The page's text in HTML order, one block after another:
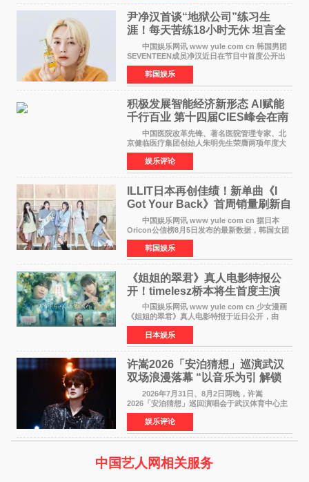
尹净汉首谈“地狱公司”练习生
涯！每天苦练18小时无休 坦言全
靠成员撑过来
中国娱乐网讯 www yule com cn 韩国男团
SEVENTEEN成员净汉近日在节目中首度公开出
道前的残酷练习生经历，并提及经纪公司Pledis
娱乐，引发广泛关注。 在8月2日播出的日本
TBS综艺节目《周
韩国娱乐
积极发展智能经济新形态 Al赋能
千行百业 第十四届CIES峰会在南
京盛大召开
中国医院改革先锋、著名医院管理专家、北
京健临医疗集团创始人朱明先生荣膺两项年度大
奖 2026年7月31日，盛夏金陵，长江之畔，
以重落地·真务实·强链接为主题的2026&lsquo;人
工智能+&rsquo
娱乐评论
ILLIT日本再创佳绩！新单曲《I
Got Your Back》首周销量刷新自
身纪录
中国娱乐网讯 www yule com cn 据日本
Oricon公信榜8月5日发布的最新数据，韩国女团
ILLIT在日本发行的第二张单曲《I Got Your
Back》首周销量达到71,009张，成功跻身最新一
期周单曲排行
韩国娱乐
《姐姐的翠君》真人电影特报公
开！timelesz桥本将生首度主演
12月4日上映
中国娱乐网讯 www yule com cn 少女漫画
《姐姐的翠君》真人电影特报于近日公开，由
timelesz成员桥本将生担任主演，这也是他首次
担任电影主演，引发高度关注。 女高中生咲
苗翠（中岛瑠菜
日本娱乐
许嵩2026「安泊猜想」巡演武汉
双场浪漫落幕 “以音乐为引 解锁
江城记忆”
2026年7月31日、8月2日两晚，许嵩
2026「安泊猜想」巡回演唱会于武汉体育中心主
体育场盛大开唱。许嵩与数万歌迷在此相聚，从
浪漫惬意的舞台设计到充满诚意与惊喜的现场互
动，共同开启了一场关于
娱乐评论
中国艺人网相关服务